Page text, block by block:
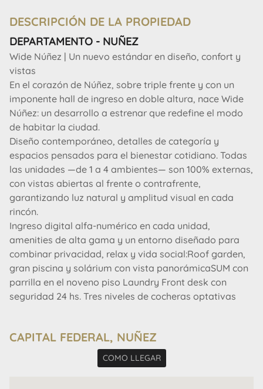
DESCRIPCIÓN DE LA PROPIEDAD
DEPARTAMENTO - NUÑEZ
Wide Núñez | Un nuevo estándar en diseño, confort y
vistas
En el corazón de Núñez, sobre triple frente y con un
imponente hall de ingreso en doble altura, nace Wide
Núñez: un desarrollo a estrenar que redefine el modo
de habitar la ciudad.
Diseño contemporáneo, detalles de categoría y
espacios pensados para el bienestar cotidiano. Todas
las unidades —de 1 a 4 ambientes— son 100% externas,
con vistas abiertas al frente o contrafrente,
garantizando luz natural y amplitud visual en cada
rincón.
Ingreso digital alfa-numérico en cada unidad,
amenities de alta gama y un entorno diseñado para
combinar privacidad, relax y vida social:Roof garden,
gran piscina y solárium con vista panorámicaSUM con
parrilla en el noveno piso Laundry Front desk con
seguridad 24 hs. Tres niveles de cocheras optativas
CAPITAL FEDERAL, NUÑEZ
COMO LLEGAR